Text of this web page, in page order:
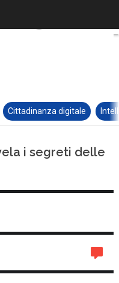
Cittadinanza digitale
i segreti delle